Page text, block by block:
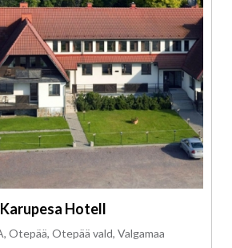
Karupesa Hotell
Otepää, Otepää vald, Valgamaa